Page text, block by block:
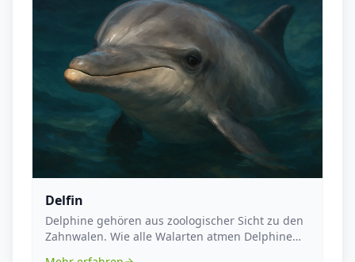
Delfin
Delphine gehören aus zoologischer Sicht zu den
Zahnwalen. Wie alle Walarten atmen Delphine